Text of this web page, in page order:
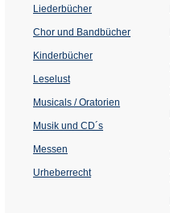
Liederbücher
Chor und Bandbücher
Kinderbücher
Leselust
Musicals / Oratorien
Musik und CD´s
Messen
Urheberrecht